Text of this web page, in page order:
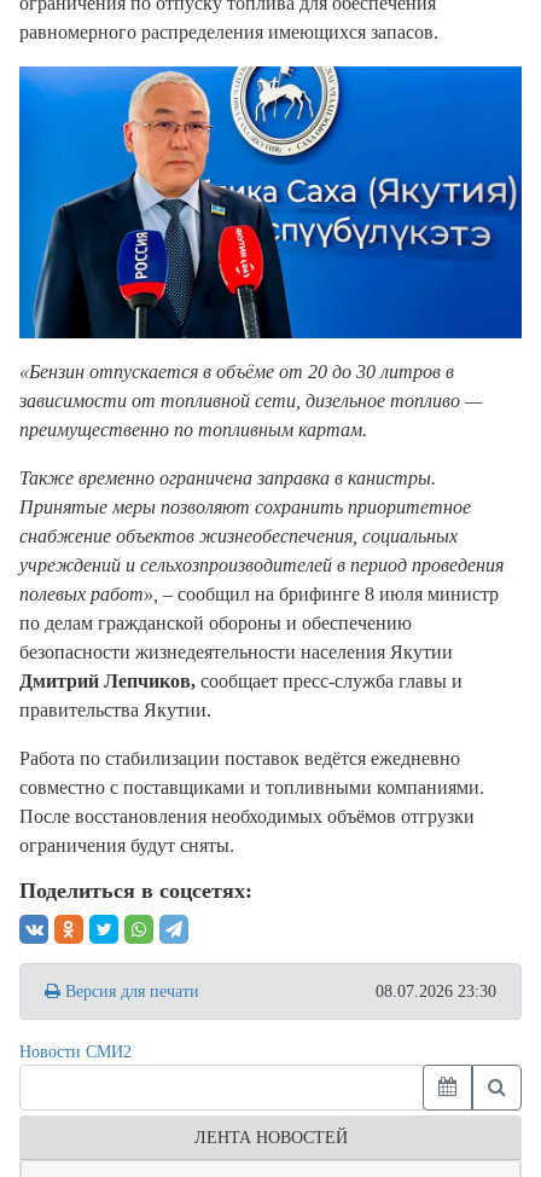
равномерного распределения имеющихся запасов.
«Бензин отпускается в объёме от 20 до 30 литров в
зависимости от топливной сети, дизельное топливо —
преимущественно по топливным картам.
Также временно ограничена заправка в канистры.
Принятые меры позволяют сохранить приоритетное
снабжение объектов жизнеобеспечения, социальных
учреждений и сельхозпроизводителей в период проведения
полевых работ», – сообщил на брифинге 8 июля министр
по делам гражданской обороны и обеспечению
безопасности жизнедеятельности населения Якутии
Дмитрий Лепчиков, сообщает пресс-служба главы и
правительства Якутии.
Работа по стабилизации поставок ведётся ежедневно
совместно с поставщиками и топливными компаниями.
После восстановления необходимых объёмов отгрузки
ограничения будут сняты.
Поделиться в соцсетях:
Версия для печати 08.07.2026 23:30
Новости СМИ2
ЛЕНТА НОВОСТЕЙ